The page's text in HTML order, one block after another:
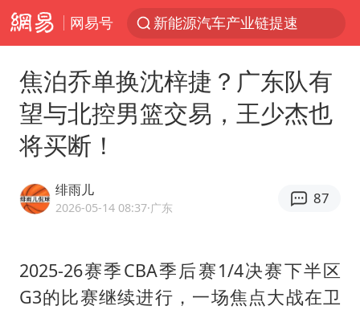
网易号
新能源汽车产业链提速
大连一起飞航班因乘客可乐爆瓶折返
费大厨不自称“大王”了
医疗垃圾做手机壳 这也是谋财害命
武契奇：欧洲已处于大战边缘
焦泊乔单换沈梓捷？广东队有
望与北控男篮交易，王少杰也
将买断！
绯雨儿
2026-05-14 08:37·广东
87
2025-26赛季CBA季后赛1/4决赛下半区
G3的比赛继续进行，一场焦点大战在卫